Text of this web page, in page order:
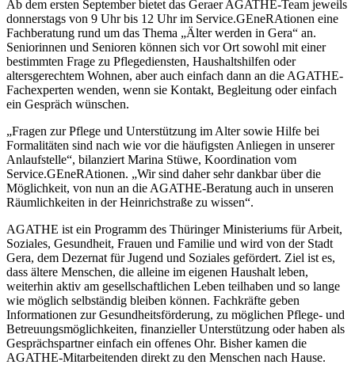
Ab dem ersten September bietet das Geraer AGATHE-Team jeweils
donnerstags von 9 Uhr bis 12 Uhr im Service.GEneRAtionen eine
Fachberatung rund um das Thema „Älter werden in Gera“ an.
Seniorinnen und Senioren können sich vor Ort sowohl mit einer
bestimmten Frage zu Pflegediensten, Haushaltshilfen oder
altersgerechtem Wohnen, aber auch einfach dann an die AGATHE-
Fachexperten wenden, wenn sie Kontakt, Begleitung oder einfach
ein Gespräch wünschen.
„Fragen zur Pflege und Unterstützung im Alter sowie Hilfe bei
Formalitäten sind nach wie vor die häufigsten Anliegen in unserer
Anlaufstelle“, bilanziert Marina Stüwe, Koordination vom
Service.GEneRAtionen. „Wir sind daher sehr dankbar über die
Möglichkeit, von nun an die AGATHE-Beratung auch in unseren
Räumlichkeiten in der Heinrichstraße zu wissen“.
AGATHE ist ein Programm des Thüringer Ministeriums für Arbeit,
Soziales, Gesundheit, Frauen und Familie und wird von der Stadt
Gera, dem Dezernat für Jugend und Soziales gefördert. Ziel ist es,
dass ältere Menschen, die alleine im eigenen Haushalt leben,
weiterhin aktiv am gesellschaftlichen Leben teilhaben und so lange
wie möglich selbständig bleiben können. Fachkräfte geben
Informationen zur Gesundheitsförderung, zu möglichen Pflege- und
Betreuungsmöglichkeiten, finanzieller Unterstützung oder haben als
Gesprächspartner einfach ein offenes Ohr. Bisher kamen die
AGATHE-Mitarbeitenden direkt zu den Menschen nach Hause.